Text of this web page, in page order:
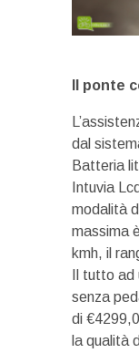
Il ponte
dal
Batteria
Intuvia
modalità
massima
kmh, il
Il tutto
senza
di
la qualità